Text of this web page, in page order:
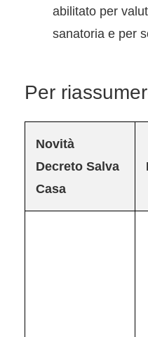
abilitato per
sanatoria e per
Per
Novità
Decreto Salva
Casa